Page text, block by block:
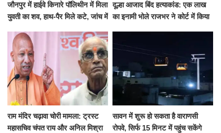
जौनपुर में हाईवे किनारे पॉलिथीन में मिला
युवती का शव, हाथ-पैर मिले कटे, जांच में
दूल्हा आजाद बिंद हत्याकांड: एक लाख
का इनामी भोले राजभर ने कोर्ट में किया
राम मंदिर चढ़ावा चोरी मामला: ट्रस्ट
महासचिव चंपत राय और अनिल मिश्रा
सावन में शुरू हो सकता है वाराणसी
रोपवे, सिर्फ 15 मिनट में पहुंच सकेंगे